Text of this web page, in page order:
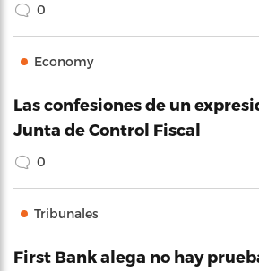
0
Economy
Las confesiones de un
Junta de Control Fiscal
0
Tribunales
First Bank alega no hay